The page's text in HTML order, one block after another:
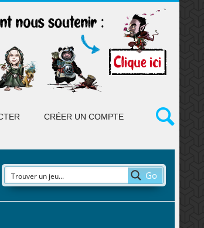
CRÉER UN COMPTE
Go